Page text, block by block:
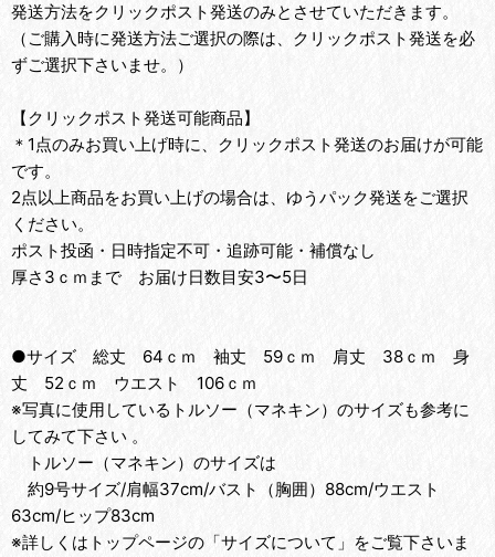
発送方法をクリックポスト発送のみとさせていただきます。
（ご購入時に発送方法ご選択の際は、クリックポスト発送を必
ずご選択下さいませ。）
【クリックポスト発送可能商品】
＊1点のみお買い上げ時に、クリックポスト発送のお届けが可能
です。
2点以上商品をお買い上げの場合は、ゆうパック発送をご選択
ください。
ポスト投函・日時指定不可・追跡可能・補償なし
厚さ3ｃｍまで お届け日数目安3〜5日
●サイズ 総丈 64ｃｍ 袖丈 59ｃｍ 肩丈 38ｃｍ 身
丈 52ｃｍ ウエスト 106ｃｍ
※写真に使用しているトルソー（マネキン）のサイズも参考に
してみて下さい 。
トルソー（マネキン）のサイズは
約9号サイズ/肩幅37cm/バスト（胸囲）88cm/ウエスト
63cm/ヒップ83cm
※詳しくはトップページの「サイズについて」をご覧下さいま